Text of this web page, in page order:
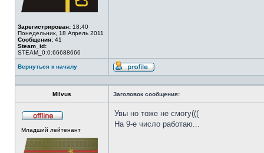
Зарегистрирован: 18:40
Понедельник, 18 Апрель 2011
Сообщения: 41
Steam_id:
STEAM_0:0:66688666
Вернуться к началу
Профиль
Milvus Заголовок сообщения:
в
сети
Младший лейтенант
Увы но тоже не смогу(((
На 9-е число работаю...